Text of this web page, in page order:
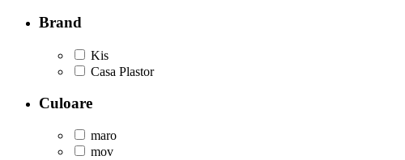
Brand
Kis
Casa Plastor
Culoare
maro
mov